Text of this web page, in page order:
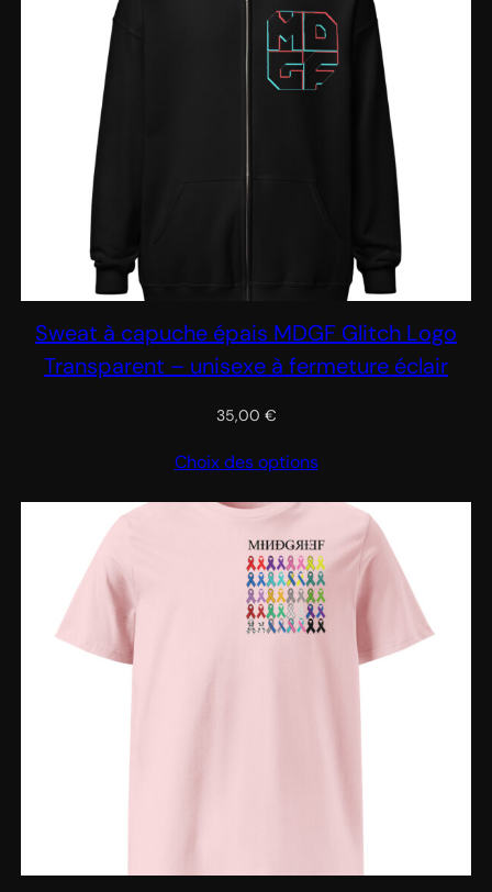
Sweat à capuche épais MDGF Glitch Logo
Transparent – unisexe à fermeture éclair
35,00 €
Choix des options